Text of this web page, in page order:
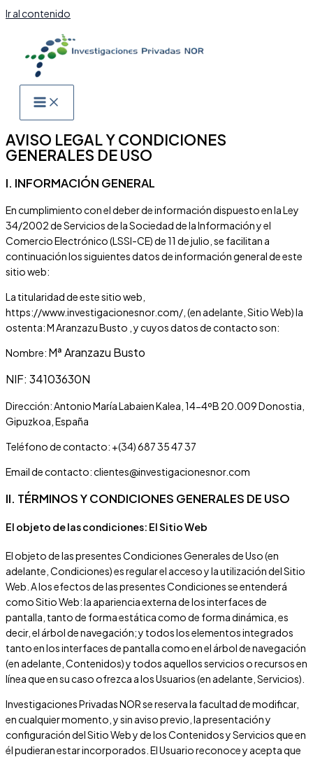
Ir al contenido
AVISO LEGAL Y CONDICIONES
GENERALES DE USO
I. INFORMACIÓN GENERAL
En cumplimiento con el deber de información dispuesto en la Ley
34/2002 de Servicios de la Sociedad de la Información y el
Comercio Electrónico (LSSI-CE) de 11 de julio, se facilitan a
continuación los siguientes datos de información general de este
sitio web:
La titularidad de este sitio web,
https://www.investigacionesnor.com/ , (en adelante, Sitio Web) la
ostenta: M Aranzazu Busto , y cuyos datos de contacto son:
Nombre: Mª Aranzazu Busto
NIF: 34103630N
Dirección:Antonio María Labaien Kalea, 14-4ºB 20.009 Donostia,
Gipuzkoa, España
Teléfono de contacto: +(34) 687 35 47 37
Email de contacto:clientes@investigacionesnor.com
II. TÉRMINOS Y CONDICIONES GENERALES DE USO
El objeto de las condiciones: El Sitio Web
El objeto de las presentes Condiciones Generales de Uso (en
adelante, Condiciones) es regular el acceso y la utilización del Sitio
Web. A los efectos de las presentes Condiciones se entenderá
como Sitio Web: la apariencia externa de los interfaces de
pantalla, tanto de forma estática como de forma dinámica, es
decir, el árbol de navegación; y todos los elementos integrados
tanto en los interfaces de pantalla como en el árbol de navegación
(en adelante, Contenidos) y todos aquellos servicios o recursos en
línea que en su caso ofrezca a los Usuarios (en adelante, Servicios).
Investigaciones Privadas NORse reserva la facultad de modificar,
en cualquier momento, y sin aviso previo, la presentación y
configuración del Sitio Web y de los Contenidos y Servicios que en
él pudieran estar incorporados. El Usuario reconoce y acepta que